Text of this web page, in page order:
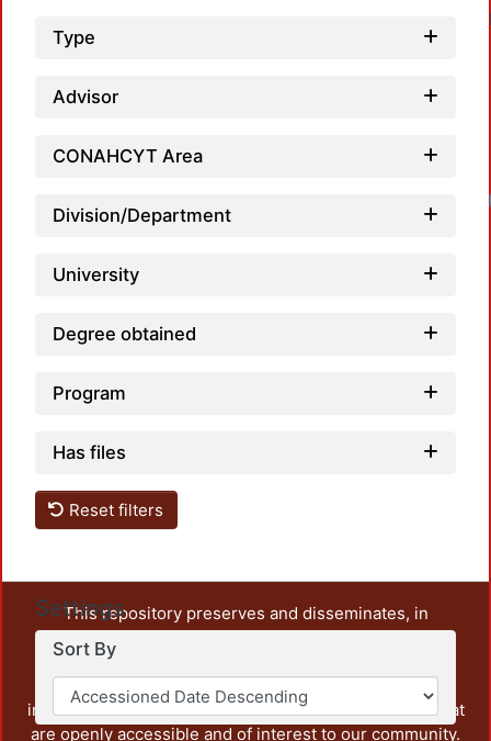
Type
Advisor
CONAHCYT Area
Division/Department
University
Degree obtained
Program
Has files
Reset filters
Settings
Sort By
This repository preserves and disseminates, in
unrestricted open access, the teaching and research
output of UAM Azcapotzalco. It also includes some
administrative and graphic documents from the
institution, as well as content from other institutions that
are openly accessible and of interest to our community.